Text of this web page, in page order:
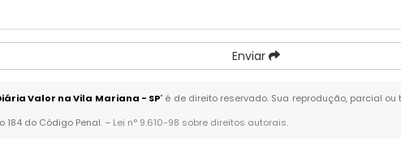
Enviar
Valor na Vila Mariana - SP" é de direito reservado. Sua reprodução, parcial
184 do Código Penal. – Lei n° 9.610-98 sobre direitos autorais.